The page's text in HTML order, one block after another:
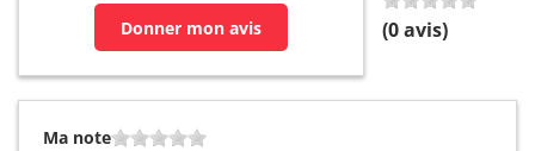
Donner mon avis
(0avis)
Ma note